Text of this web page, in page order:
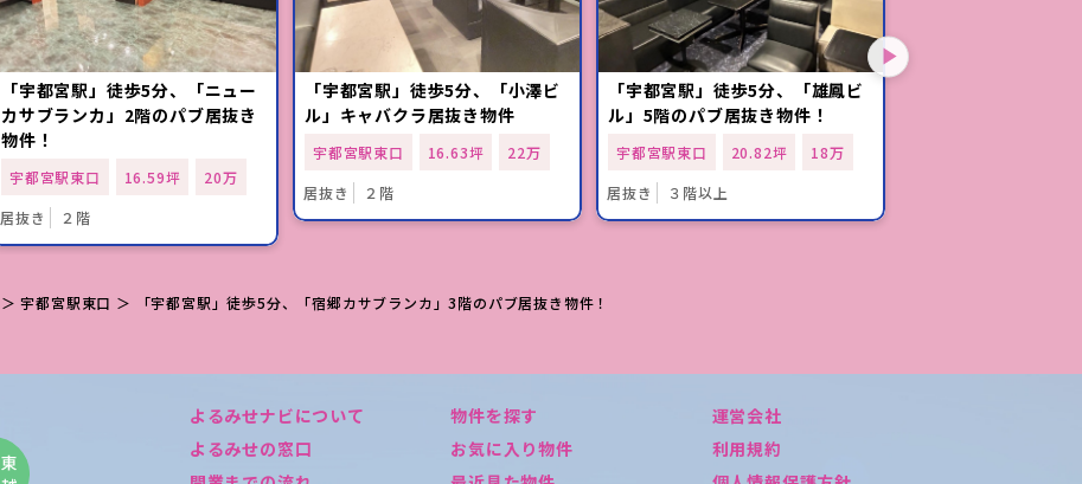
「宇都宮駅」徒歩5分、「ニュー
カサブランカ」2階のパブ居抜き
物件！
宇都宮駅東口 16.59坪
20万
居抜き
２階
「宇都宮駅」徒歩5分、「小澤ビ
ル」キャバクラ居抜き物件
宇都宮駅東口 16.63坪
22万
居抜き
２階
「宇都宮駅」徒歩5分、「雄鳳ビ
ル」5階のパブ居抜き物件！
宇都宮駅東口 20.82坪
18万
居抜き
３階以上
＞宇都宮駅東口 ＞ 「宇都宮駅」徒歩5分、「宿郷カサブランカ」3階のパブ居抜き物件！
よるみせナビについて
よるみせの窓口
物件を探す
お気に入り物件
運営会社
利用規約